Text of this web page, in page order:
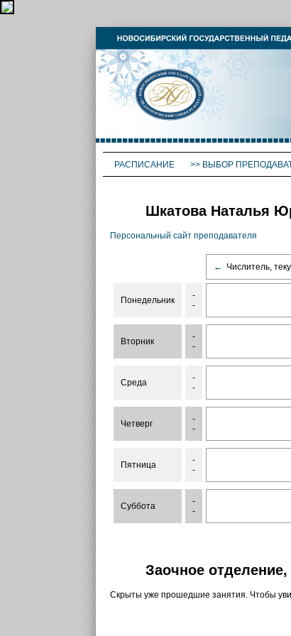
РАСПИСАНИЕ >> ВЫБОР
Шкатова Наталья
Персональный сайт преподавателя
← Числитель,
Понедельник
-
-
Вторник
-
-
Среда
-
-
Четверг
-
-
Пятница
-
-
Суббота
-
-
Заочное отделение,
Скрыты уже прошедшие занятия. Чтобы